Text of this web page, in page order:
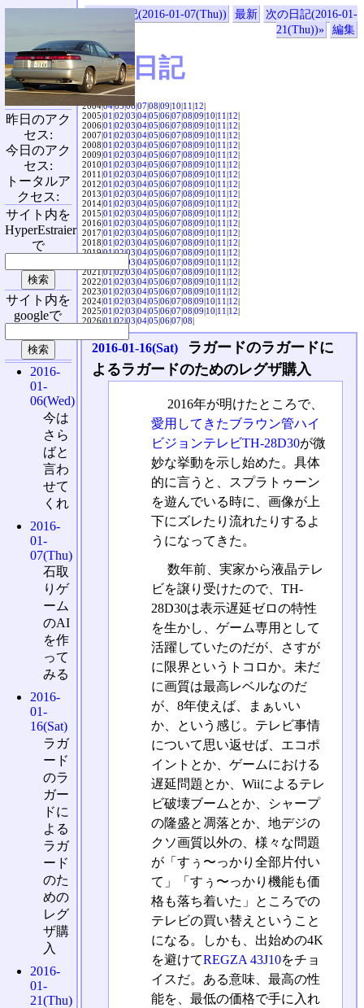
«前の日記(2016-01-07(Thu)) 最新
次の日記(2016-01-
21(Thu))»
編集
SVX日記
2004|04|05|06|07|08|09|10|11|12|
2005|01|02|03|04|05|06|07|08|09|10|11|12|
2006|01|02|03|04|05|06|07|08|09|10|11|12|
2007|01|02|03|04|05|06|07|08|09|10|11|12|
2008|01|02|03|04|05|06|07|08|09|10|11|12|
2009|01|02|03|04|05|06|07|08|09|10|11|12|
2010|01|02|03|04|05|06|07|08|09|10|11|12|
2011|01|02|03|04|05|06|07|08|09|10|11|12|
2012|01|02|03|04|05|06|07|08|09|10|11|12|
2013|01|02|03|04|05|06|07|08|09|10|11|12|
2014|01|02|03|04|05|06|07|08|09|10|11|12|
2015|01|02|03|04|05|06|07|08|09|10|11|12|
2016|01|02|03|04|05|06|07|08|09|10|11|12|
2017|01|02|03|04|05|06|07|08|09|10|11|12|
2018|01|02|03|04|05|06|07|08|09|10|11|12|
2019|01|02|03|04|05|06|07|08|09|10|11|12|
03|04|05|06|07|08|09|10|11|12|
2021|01|02|03|04|05|06|07|08|09|10|11|12|
2022|01|02|03|04|05|06|07|08|09|10|11|12|
2023|01|02|03|04|05|06|07|08|09|10|11|12|
2024|01|02|03|04|05|06|07|08|09|10|11|12|
2025|01|02|03|04|05|06|07|08|09|10|11|12|
2026|01|02|03|04|05|06|07|08|
2016-01-16(Sat)
ラガードのラガードに
よるラガードのためのレグザ購入
2016年が明けたところで、
愛用してきたブラウン管ハイ
ビジョンテレビTH-28D30が微
妙な挙動を示し始めた。具体
的に言うと、スプラトゥーン
を遊んでいる時に、画像が上
下にズレたり流れたりするよ
うになってきた。
数年前、実家から液晶テレ
ビを譲り受けたので、TH-
28D30は表示遅延ゼロの特性
を生かし、ゲーム専用として
活躍していたのだが、さすが
に限界というトコロか。未だ
に画質は最高レベルなのだ
が、8年使えば、まぁいい
か、という感じ。テレビ事情
について思い返せば、エコポ
イントとか、ゲームにおける
遅延問題とか、Wiiによるテレ
ビ破壊ブームとか、シャープ
の隆盛と凋落とか、地デジの
クソ画質以外の、様々な問題
が「すぅ〜っかり全部片付い
て」「すぅ〜っかり機能も価
格も落ち着いた」ところでの
テレビの買い替えということ
になる。しかも、出始めの4K
を避けてREGZA 43J10をチョ
イスだ。ある意味、最高の性
能を、最低の価格で手に入れ
昨日のアク
セス:
今日のアク
セス:
トータルア
クセス:
サイト内を
HyperEstraier
で
サイト内を
googleで
2016-
01-
06(Wed)
今は
さら
ばと
言わ
せて
くれ
2016-
01-
07(Thu)
石取
りゲ
ーム
のAI
を作
って
みる
2016-
01-
16(Sat)
ラガ
ード
のラ
ガー
ドに
よる
ラガ
ード
のた
めの
レグ
ザ購
入
2016-
01-
21(Thu)